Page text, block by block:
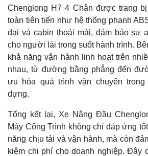
Chenglong H7 4 Chân được trang
toàn tiên tiến như hệ thống phanh
đại và cabin thoải mái, đảm bảo sự
cho người lái trong suốt hành trình.
khả năng vận hành linh hoạt trên
nhau, từ đường bằng phẳng đến
ưu hóa quá trình vận chuyển
dựng.
Tổng kết lại, Xe Nâng Đầu
Máy Công Trình không chỉ đáp ứng
năng chịu tải và vận hành, mà còn
kiệm chi phí cho doanh nghiệp. Đây